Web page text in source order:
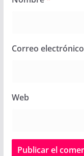
Correo electrónico
Web